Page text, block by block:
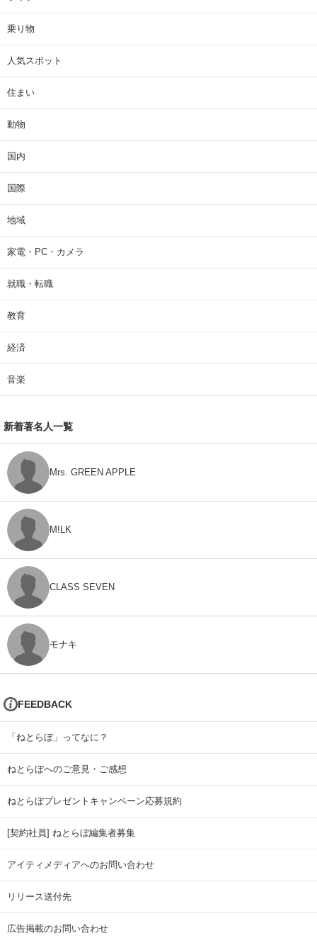
乗り物
人気スポット
住まい
動物
国内
国際
地域
家電・PC・カメラ
就職・転職
教育
経済
音楽
新着著名人一覧
Mrs. GREEN APPLE
M!LK
CLASS SEVEN
モナキ
FEEDBACK
「ねとらぼ」ってなに？
ねとらぼへのご意見・ご感想
ねとらぼプレゼントキャンペーン応募規約
[契約社員] ねとらぼ編集者募集
アイティメディアへのお問い合わせ
リリース送付先
広告掲載のお問い合わせ